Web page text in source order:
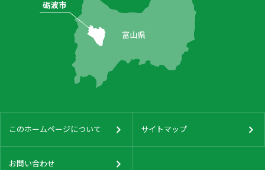
このホームページについて サイトマップ
お問い合わせ